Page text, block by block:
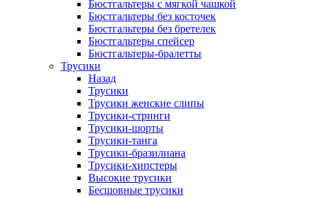
Бюстгальтеры с мягкой чашкой
Бюстгальтеры без косточек
Бюстгальтеры без бретелек
Бюстгальтеры спейсер
Бюстгальтеры-бралетты
Трусики
Назад
Трусики
Трусики женские слипы
Трусики-стринги
Трусики-шорты
Трусики-танга
Трусики-бразилиана
Трусики-хипстеры
Высокие трусики
Бесшовные трусики